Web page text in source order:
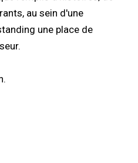
au sein d'une
une place de